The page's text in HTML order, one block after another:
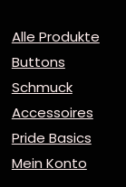
Alle Produkte
Buttons
Schmuck
Accessoires
Pride Basics
Mein Konto